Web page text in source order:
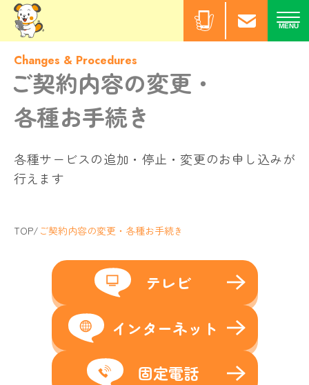
Changes & Procedures
ご契約内容の変更・
各種お手続き
各種サービスの追加・停止・変更のお申し込みが
行えます
TOP/ ご契約内容の変更・各種お手続き
テレビ
インターネット
固定電話